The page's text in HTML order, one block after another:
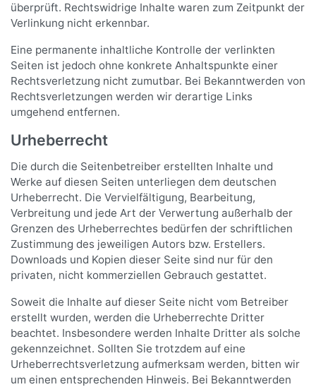
überprüft. Rechtswidrige Inhalte waren zum Zeitpunkt der
Verlinkung nicht erkennbar.
Eine permanente inhaltliche Kontrolle der verlinkten
Seiten ist jedoch ohne konkrete Anhaltspunkte einer
Rechtsverletzung nicht zumutbar. Bei Bekanntwerden von
Rechtsverletzungen werden wir derartige Links
umgehend entfernen.
Urheberrecht
Die durch die Seitenbetreiber erstellten Inhalte und
Werke auf diesen Seiten unterliegen dem deutschen
Urheberrecht. Die Vervielfältigung, Bearbeitung,
Verbreitung und jede Art der Verwertung außerhalb der
Grenzen des Urheberrechtes bedürfen der schriftlichen
Zustimmung des jeweiligen Autors bzw. Erstellers.
Downloads und Kopien dieser Seite sind nur für den
privaten, nicht kommerziellen Gebrauch gestattet.
Soweit die Inhalte auf dieser Seite nicht vom Betreiber
erstellt wurden, werden die Urheberrechte Dritter
beachtet. Insbesondere werden Inhalte Dritter als solche
gekennzeichnet. Sollten Sie trotzdem auf eine
Urheberrechtsverletzung aufmerksam werden, bitten wir
um einen entsprechenden Hinweis. Bei Bekanntwerden